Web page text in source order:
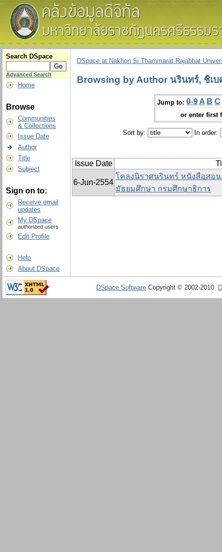
Search DSpace
Advanced Search
Home
Browse
Communities
& Collections
Issue Date
Author
Title
Subject
Sign on to:
Receive email
updates
My DSpace
authorized users
Edit Profile
Help
About DSpace
DSpace at Nakhon Si Thammarat Rajabhat
Browsing by Author นรินทร์, ชิเบ
Jump to: 0-9 A B C
or enter first
Sort by: In order:
Issue Date
6-Jun-2554
โคลงนิราศนรินทร์ หนังสือสอ
มัธยมศึกษา กรมศึกษาธิการ
DSpace Software Copyright © 2002-2010